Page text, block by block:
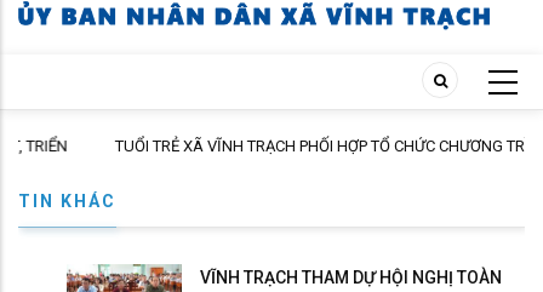
TUỔI TRẺ XÃ VĨNH TRẠCH PHỐI HỢP TỔ CHỨC CHƯƠNG TRÌNH
TIN KHÁC
VĨNH TRẠCH THAM DỰ HỘI NGHỊ TOÀN